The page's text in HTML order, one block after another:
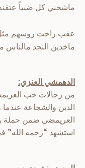
ماشحني كل ضبياً
عقب راحت روسهم مثل
ماخذين النجد مالناس
الدهمشي العنزي:
من رجالات خب
الدين والشجاعة
العريمضي ضمن حملة
استشهد “رحمه الله” في